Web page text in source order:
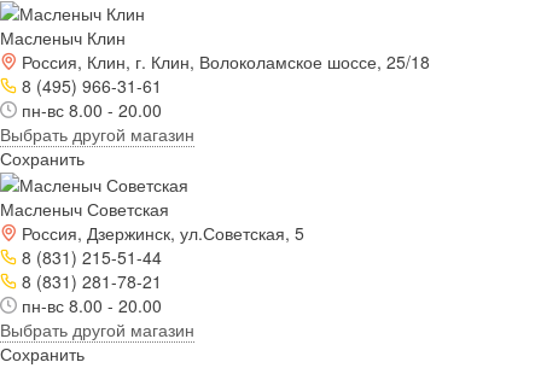
Масленыч Клин
Россия, Клин, г. Клин, Волоколамское шоссе, 25/18
8 (495) 966-31-61
пн-вс 8.00 - 20.00
Выбрать другой магазин
Сохранить
Масленыч Советская
Россия, Дзержинск, ул.Советская, 5
8 (831) 215-51-44
8 (831) 281-78-21
пн-вс 8.00 - 20.00
Выбрать другой магазин
Сохранить